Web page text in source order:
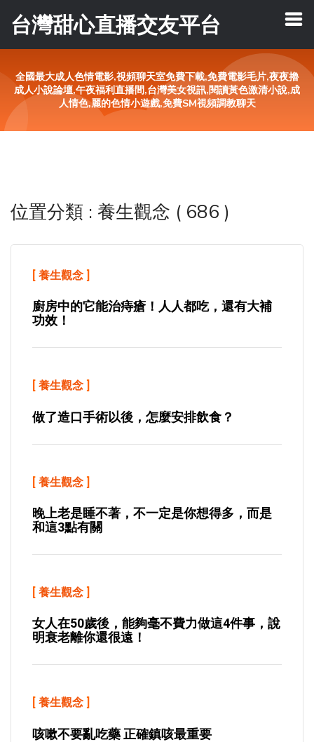
台灣甜心直播交友平台
全國最大成人色情電影,視頻聊天室免費下載,免費電影毛片,夜夜擼
成人小說論壇,午夜福利直播間,台灣美女視訊,閱讀黃色激清小說,成
人情色,麗的色情小遊戲,免費SM視頻調教聊天
位置分類 : 養生觀念 ( 686 )
[ 養生觀念 ]
廚房中的它能治痔瘡！人人都吃，還有大補
功效！
[ 養生觀念 ]
做了造口手術以後，怎麼安排飲食？
[ 養生觀念 ]
晚上老是睡不著，不一定是你想得多，而是
和這3點有關
[ 養生觀念 ]
女人在50歲後，能夠毫不費力做這4件事，說
明衰老離你還很遠！
[ 養生觀念 ]
咳嗽不要亂吃藥 正確鎮咳最重要